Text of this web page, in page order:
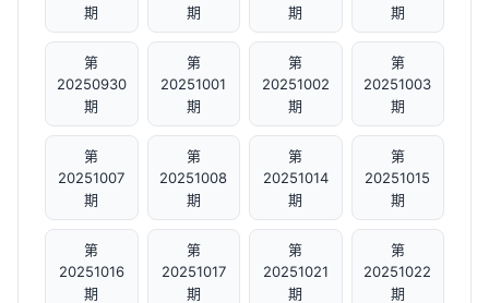
期
期
期
期
第
20250930
期
第
20251001
期
第
20251002
期
第
20251003
期
第
20251007
期
第
20251008
期
第
20251014
期
第
20251015
期
第
20251016
期
第
20251017
期
第
20251021
期
第
20251022
期